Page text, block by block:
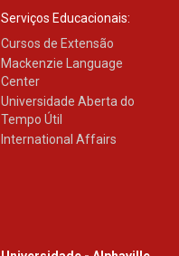
Serviços Educacionais:
Cursos de Extensão
Mackenzie Language
Center
Universidade Aberta do
Tempo Útil
International Affairs